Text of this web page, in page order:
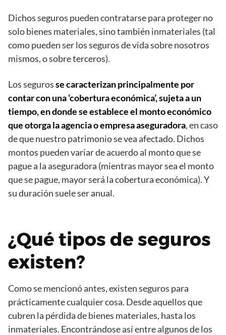
Dichos seguros pueden contratarse para proteger no
solo bienes materiales, sino también inmateriales (tal
como pueden ser los seguros de vida sobre nosotros
mismos, o sobre terceros).
Los segurosse caracterizan principalmente por
contar con una ‘cobertura económica’, sujeta a un
tiempo, en donde se establece el monto económico
que otorga la agencia o empresa aseguradora, en caso
de que nuestro patrimonio se vea afectado. Dichos
montos pueden variar de acuerdo al monto que se
pague a la aseguradora (mientras mayor sea el monto
que se pague, mayor será la cobertura económica). Y
su duración suele ser anual.
¿Qué tipos de seguros
existen?
Como se mencionó antes, existen seguros para
prácticamente cualquier cosa. Desde aquellos que
cubren la pérdida de bienes materiales, hasta los
inmateriales. Encontrándose así entre algunos de los